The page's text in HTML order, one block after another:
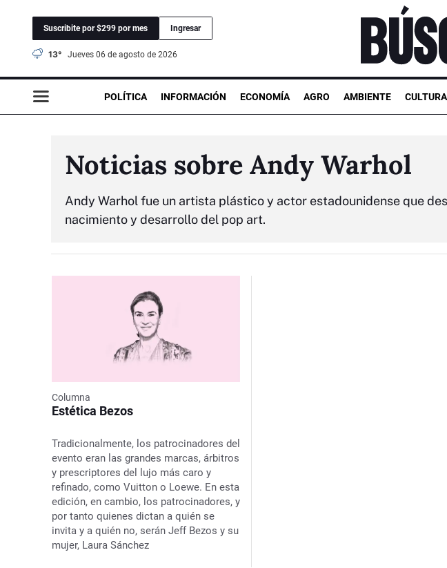
Suscribite por $299 por mes Ingresar
13° jueves 06 de agosto de 2026
POLÍTICA INFORMACIÓN ECONOMÍA AGRO AMBIENTE CULTURA
Noticias sobre Andy Warhol
Andy Warhol fue un artista plástico y actor estadounidense que
nacimiento y desarrollo del pop art.
Columna
Estética Bezos
Tradicionalmente, los patrocinadores del
evento eran las grandes marcas, árbitros
y prescriptores del lujo más caro y
refinado, como Vuitton o Loewe. En esta
edición, en cambio, los patrocinadores, y
por tanto quienes dictan a quién se
invita y a quién no, serán Jeff Bezos y su
mujer, Laura Sánchez